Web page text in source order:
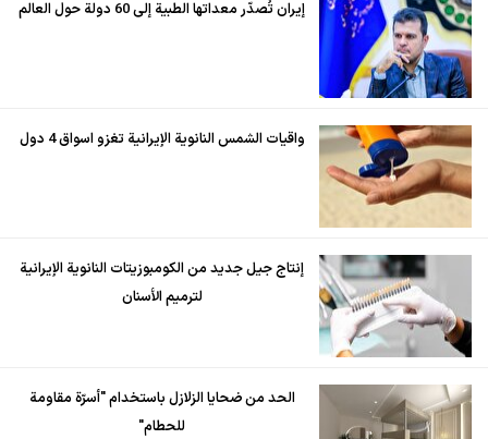
إيران تُصدّر معداتها الطبية إلى 60 دولة حول العالم
واقيات الشمس النانوية الإيرانية تغزو اسواق 4 دول
إنتاج جيل جديد من الكومبوزيتات النانوية الإيرانية
لترميم الأسنان
الحد من ضحايا الزلازل باستخدام "أسرّة مقاومة
للحطام"